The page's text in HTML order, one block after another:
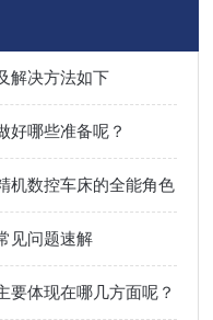
解决方法如下
好哪些准备呢？
机数控车床的全能角色
见问题速解
要体现在哪几方面呢？